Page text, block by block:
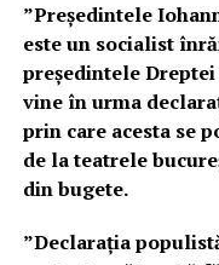
”Președintele
este un socialist
președintele
vine în urma
prin care acesta se
de la teatrele
din bugete.
”Declarația